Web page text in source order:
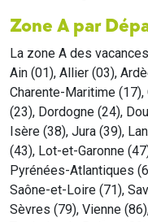
Zone A par
La zone A des
Ain (01), Allier (03),
Charente-Maritime (17),
(23), Dordogne (24),
Isère (38), Jura (39),
(43), Lot-et-Garonne
Pyrénées-Atlantiques
Saône-et-Loire (71),
Sèvres (79), Vienne